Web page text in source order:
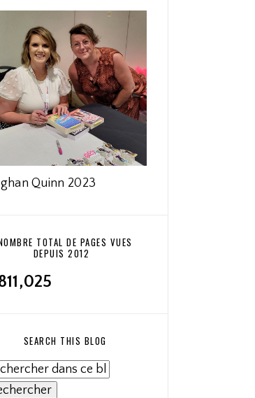
Quinn 2023
TOTAL DE PAGES VUES
DEPUIS 2012
SEARCH THIS BLOG